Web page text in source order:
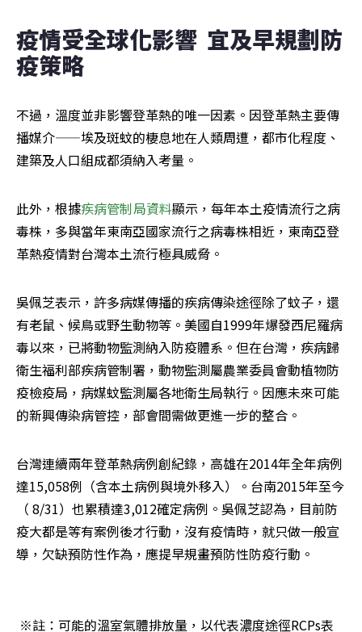
疫情受全球化影響  宜及早規劃防
疫策略
不過，溫度並非影響登革熱的唯一因素。因登革熱主要傳
播媒介——埃及斑蚊的棲息地在人類周遭，都市化程度、
建築及人口組成都須納入考量。
此外，根據疾病管制局資料顯示，每年本土疫情流行之病
毒株，多與當年東南亞國家流行之病毒株相近，東南亞登
革熱疫情對台灣本土流行極具威脅。
吳佩芝表示，許多病媒傳播的疾病傳染途徑除了蚊子，還
有老鼠、候鳥或野生動物等。美國自1999年爆發西尼羅病
毒以來，已將動物監測納入防疫體系。但在台灣，疾病歸
衛生福利部疾病管制署，動物監測屬農業委員會動植物防
疫檢疫局，病媒蚊監測屬各地衛生局執行。因應未來可能
的新興傳染病管控，部會間需做更進一步的整合。
台灣連續兩年登革熱病例創紀錄，高雄在2014年全年病例
達15,058例（含本土病例與境外移入）。台南2015年至今
（ 8/31）也累積達3,012確定病例。吳佩芝認為，目前防
疫大都是等有案例後才行動，沒有疫情時，就只做一般宣
導，欠缺預防性作為，應提早規畫預防性防疫行動。